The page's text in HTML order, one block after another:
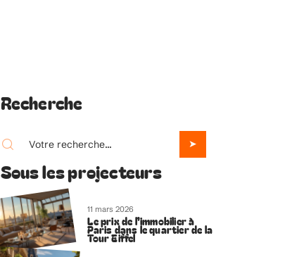
Recherche
Sous les projecteurs
11 mars 2026
Le prix de l’immobilier à
Paris dans le quartier de la
Tour Eiffel